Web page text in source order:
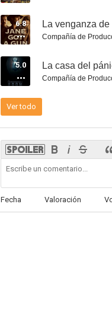
Querido John
7.4
6.8 La venganza de
Compañía de
5.0 La casa del
Compañía de
Ver todo
Fecha Valoración